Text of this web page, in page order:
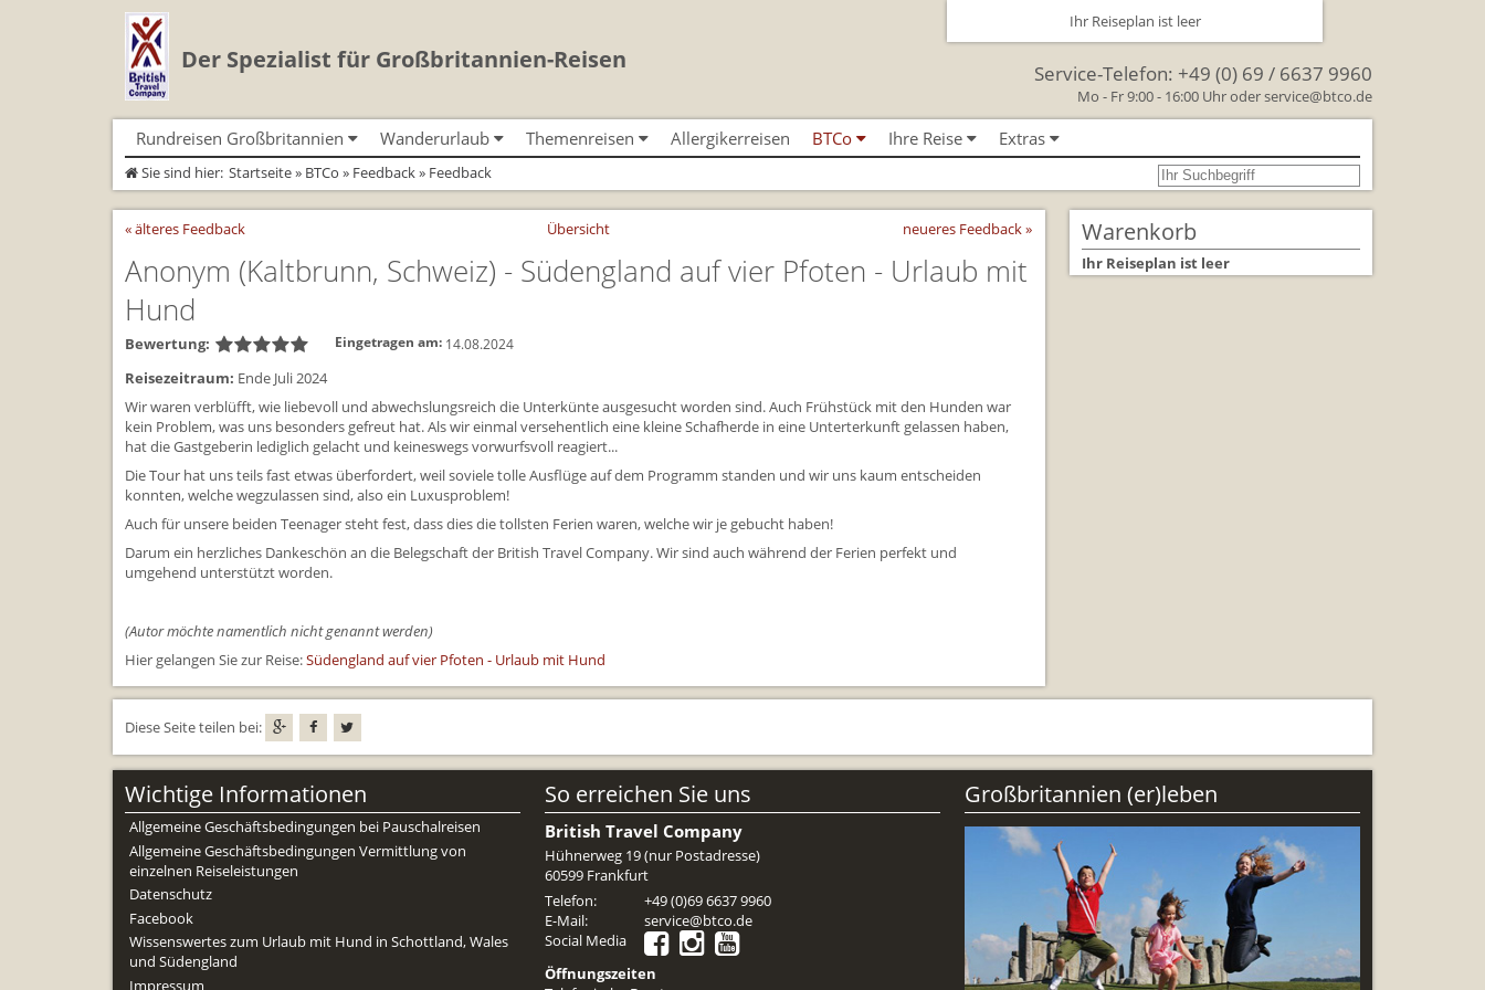
Der Spezialist für Großbritannien-Reisen Service-Telefon: +49 (0) 69 / 6637 9960
Mo - Fr 9:00 - 16:00 Uhr oderservice@btco.de
Rundreisen Großbritannien
Autorundreisen
Herzlich Willkommen
England
Wales
Busrundreisen
Cornwall
Wales
Reisen durch England und Wales
per Minibus
Minibus
Wanderurlaub
Geführte Wandertouren
Wandern in Cornwall
Wandern in England
Wandern in Wales
Individualtouren
Wandern in Cornwall (South West
Wandern in Schottland
Themenreisen
Für Outlander‑Fans: inspiriert durch die
Highland Saga
Gartenreisen England
Großbritannientouren für Alleinreisende
Unsere Familienreisen
Whiskyreisen Schottland
Allergikerreisen BTCo
News
Feedback
Ihre Reise
Anreise nach Großbritannien
Bezahlung Ihrer Großbritannien Reise
Checkliste
Individuelle Familienreisen in Großbritannien
Reiseversicherung
Extras
Versicherungsschutz
Sie sind hier: Startseite» BTCo » Feedback» Feedback
Ihr Reiseplan ist leer
« älteres Feedback Übersicht neueres Feedback »
Anonym (Kaltbrunn, Schweiz) - Südengland auf vier Pfoten - Urlaub mit
Hund
Bewertung: Eingetragen am: 14.08.2024
Reisezeitraum: Ende Juli 2024
Wir waren verblüfft, wie liebevoll und abwechslungsreich die Unterkünte ausgesucht worden sind. Auch Frühstück mit den Hunden war
kein Problem, was uns besonders gefreut hat. Als wir einmal versehentlich eine kleine Schafherde in eine Unterterkunft gelassen haben,
hat die Gastgeberin lediglich gelacht und keineswegs vorwurfsvoll reagiert...
Die Tour hat uns teils fast etwas überfordert, weil soviele tolle Ausflüge auf dem Programm standen und wir uns kaum entscheiden
konnten, welche wegzulassen sind, also ein Luxusproblem!
Auch für unsere beiden Teenager steht fest, dass dies die tollsten Ferien waren, welche wir je gebucht haben!
Darum ein herzliches Dankeschön an die Belegschaft der British Travel Company. Wir sind auch während der Ferien perfekt und
umgehend unterstützt worden.
(Autor möchte namentlich nicht genannt werden)
Hier gelangen Sie zur Reise:Südengland auf vier Pfoten - Urlaub mit Hund
Warenkorb
Ihr Reiseplan ist leer
Diese Seite teilen bei:
Wichtige Informationen
Allgemeine Geschäftsbedingungen bei Pauschalreisen
Allgemeine Geschäftsbedingungen Vermittlung von
einzelnen Reiseleistungen
Datenschutz
Facebook
Wissenswertes zum Urlaub mit Hund in Schottland, Wales
und Südengland
Impressum
So erreichen Sie uns
British Travel Company
Hühnerweg 19 (nur Postadresse)
60599 Frankfurt
Telefon:
+49 (0)69 6637 9960
E-Mail:
service@btco.de
Social Media
Öffnungszeiten
Großbritannien (er)leben